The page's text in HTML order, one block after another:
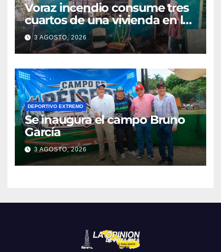
Voraz incendio consume tres
cuartos de una vivienda en la
colonia Manuel Ávila
Camacho
3 AGOSTO, 2026
DEPORTIVO EXTREMO
Se inaugura el campo Bruno
García
3 AGOSTO, 2026